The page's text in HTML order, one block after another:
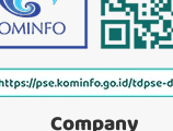
Company